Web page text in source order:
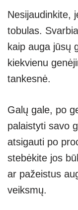
Nesijaudinkite,
tobulas.
kaip auga jūsų
kiekvienu
tankesnė.
Galų gale, po
palaistyti savo
atsigauti po
stebėkite jos
ar pažeistus
veiksmų.